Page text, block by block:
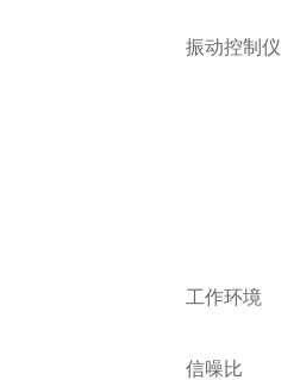
振动控制仪
工作环境
信噪比